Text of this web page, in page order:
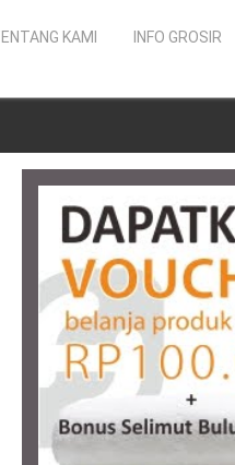
INFO GROSIR
KAMI